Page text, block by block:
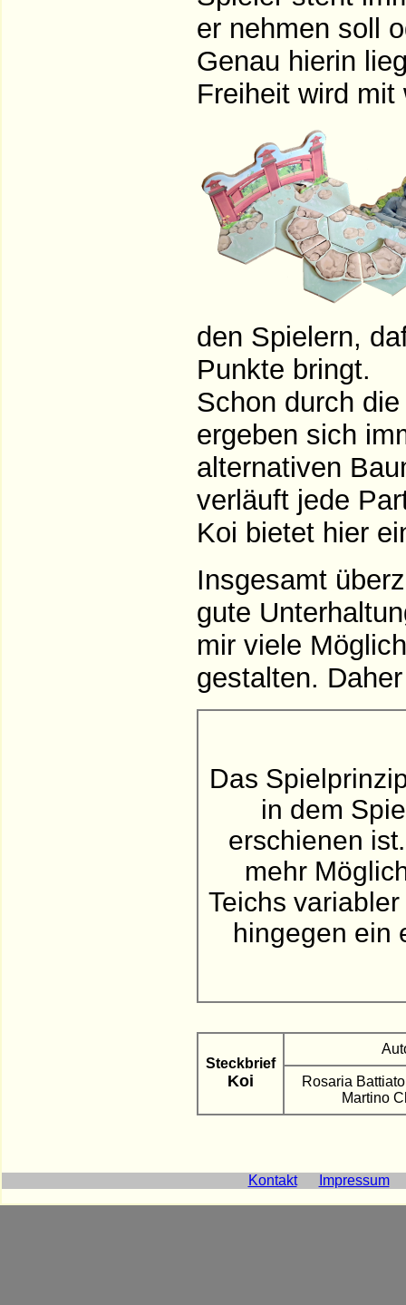
er nehmen soll
Genau hierin
Freiheit wird mit
den Spielern,
Punkte bringt.
Schon durch
ergeben sich
alternativen
verläuft jede
Koi bietet hier
Insgesamt
gute
mir viele
gestalten.
Das
in dem
erschienen
mehr
Teichs
hingegen ein
Steckbrief
Koi
Rosaria
Martino
Kontakt Impressum